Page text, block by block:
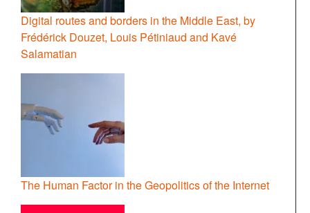
Digital routes and borders in the Middle East, by
Frédérick Douzet, Louis Pétiniaud and Kavé
Salamatian
The Human Factor in the Geopolitics of the Internet